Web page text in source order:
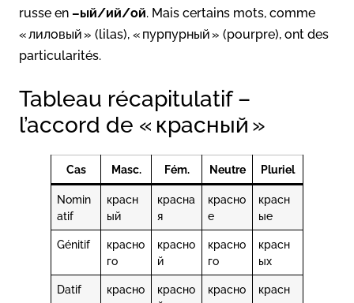
russe en –ый/ий/ой. Mais certains mots, comme
« лиловый » (lilas), « пурпурный » (pourpre), ont des
particularités.
Tableau récapitulatif –
l’accord de « красный »
Cas Masc. Fém. Neutre Pluriel
Nomin
atif
красн
ый
красна
я
красно
е
красн
ые
Génitif
красно
го
красно
й
красно
го
красн
ых
Datif
красно
красно
красно
красн